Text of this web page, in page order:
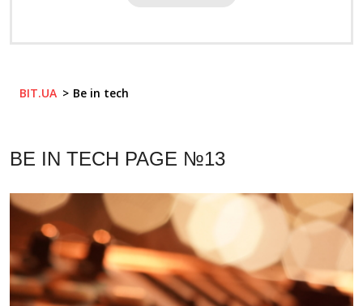
BIT.UA Be in tech
BE IN TECH PAGE №13